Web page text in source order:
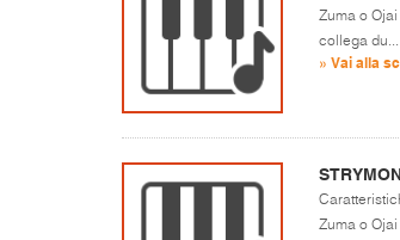
Zuma o
collega du...
» Vai alla
Zuma o